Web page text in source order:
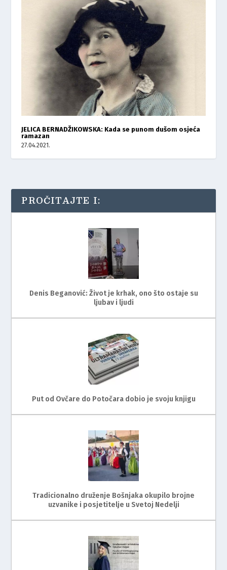
JELICA BERNADŽIKOWSKA: Kada se punom dušom osjeća
ramazan
27.04.2021.
PROČITAJTE I:
Denis Beganović: Život je krhak, ono što ostaje su
ljubav i ljudi
Put od Ovčare do Potočara dobio je svoju knjigu
Tradicionalno druženje Bošnjaka okupilo brojne
uzvanike i posjetitelje u Svetoj Nedelji